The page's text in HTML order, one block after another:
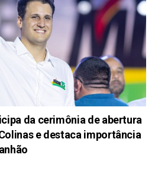
da cerimônia de abertura
e destaca importância